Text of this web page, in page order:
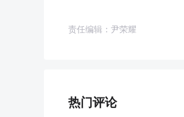
责任编辑：尹荣耀
热门评论